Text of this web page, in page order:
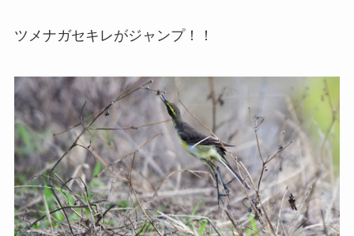
ツメナガセキレがジャンプ！！